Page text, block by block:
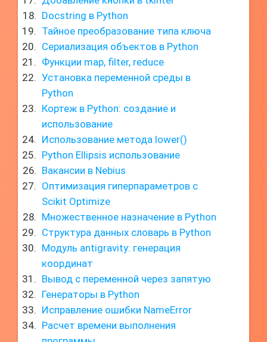
Docstring в Python
Тайное преобразование типа ключа
Сериализация объектов в Python
Функции map, filter, reduce
Установка переменной среды в
Python
Кортеж в Python: создание и
использование
Использование метода lower()
Python Ellipsis использование
Вакансии в Nebius
Оптимизация гиперпараметров с
Scikit Optimize
Множественное назначение в Python
Структура данных словарь в Python
Модуль antigravity: генерация
координат
Вывод с переменной через запятую
Генераторы в Python
Исправление ошибки NameError
Расчет времени выполнения